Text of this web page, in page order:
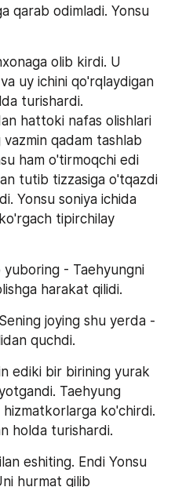
qarab odimladi. Yonsu
olib kirdi. U
uy ichini qo'rqlaydigan
turishardi.
hattoki nafas olishlari
vazmin qadam tashlab
ham o'tirmoqchi edi
tutib tizzasiga o'tqazdi
Yonsu soniya ichida
tipirchilay
yuboring - Taehyungni
harakat qilidi.
joying shu yerda -
quchdi.
ediki bir birining yurak
Taehyung
ko'chirdi.
holda turishardi.
eshiting. Endi Yonsu
hurmat qilib